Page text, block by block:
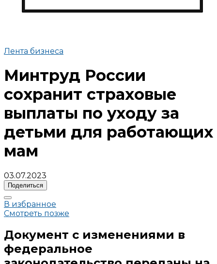
Лента бизнеса
Минтруд России
сохранит страховые
выплаты по уходу за
детьми для работающих
мам
03.07.2023
Поделиться
В избранное
Смотреть позже
Документ с изменениями в
федеральное